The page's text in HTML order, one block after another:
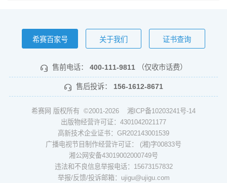
希赛百家号 关于我们 证书查询
售前电话： 400-111-9811 （仅收市话费）
售后投诉： 156-1612-8671
希赛网 版权所有 ©2001-2026 湘ICP备10203241号-14
出版物经营许可证：4301042021177
高新技术企业证书：GR202143001539
广播电视节目制作经营许可证： (湘)字00833号
湘公网安备43019002000749号
违法和不良信息举报电话：15673157832
举报/反馈/投诉邮箱：ujigu@ujigu.com